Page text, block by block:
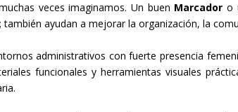
veces imaginamos. Un buen Marcador o
también ayudan a mejorar la organización, la
administrativos con fuerte presencia
funcionales y herramientas visuales